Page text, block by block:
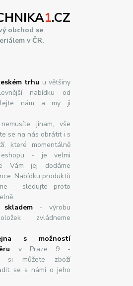
1.CZ
obchod se
v ČR.
trhu u většiny
nabídku od
nám a my ji
jinam, vše
se na nás obrátit i s
které momentálně
- je velmi
Vám jej dodáme
Nabídku produktů
- sledujte proto
- výrobu
zvládneme
s možností
v Praze 9 -
si můžete zboží
se s námi o jeho